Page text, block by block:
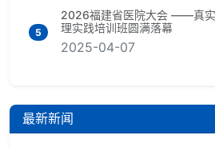
5
2026福建省医院大会 ——真实
理实践培训班圆满落幕
2025-04-07
最新新闻